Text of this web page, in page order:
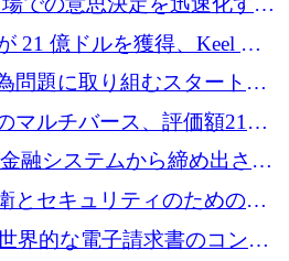
ェンス層を構築する
21 億ドルを獲得、Keel の
、ポーランドのソフトウェ
問題に取り組むスタートア
マルチバース、評価額21億
を調達
融システムから締め出され
銀行アクセスをもたらす
とセキュリティのためのフ
ルを構築するために 1,000
界的な電子請求書のコンプ